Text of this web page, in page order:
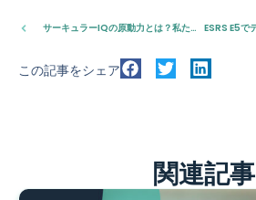
サーキュラーIQの原動力とは？私たちのビジョン
この記事をシェア
関連記事